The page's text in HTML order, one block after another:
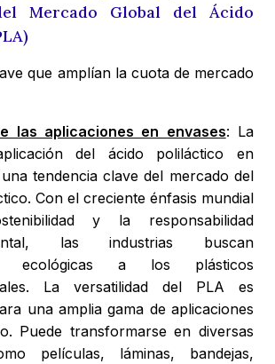
Mercado Global del Ácido
que amplían la cuota de mercado
las aplicaciones en envases: La
del ácido poliláctico en
tendencia clave del mercado del
Con el creciente énfasis mundial
y la responsabilidad
las industrias buscan
ecológicas a los plásticos
La versatilidad del PLA es
una amplia gama de aplicaciones
Puede transformarse en diversas
películas, láminas, bandejas,